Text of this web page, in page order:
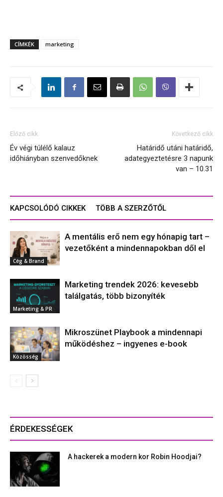
CÍMKÉK marketing
Előző cikk
Év végi túlélő kalauz
időhiányban szenvedőknek
Következő cikk
Határidő utáni határidő,
adategyeztetésre 3 napunk
van – 10.31
KAPCSOLÓDÓ CIKKEK TÖBB A SZERZŐTŐL
Cég & Brand
A mentális erő nem egy hónapig tart –
vezetőként a mindennapokban dől el
Marketing & PR
Marketing trendek 2026: kevesebb
találgatás, több bizonyíték
Közösség
Mikroszünet Playbook a mindennapi
működéshez – ingyenes e-book
ÉRDEKESSÉGEK
A hackerek a modern kor Robin Hoodjai?